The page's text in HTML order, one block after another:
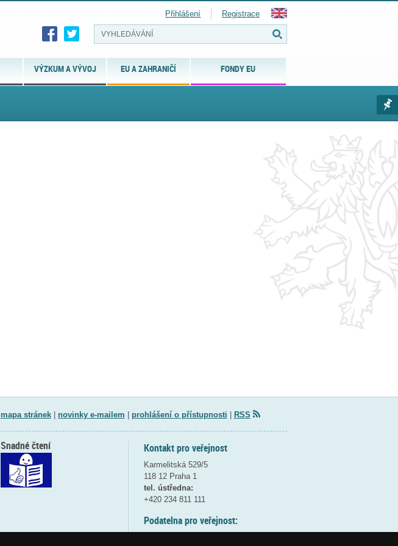
VÝZKUM A VÝVOJ EU A ZAHRANIČÍ FONDY EU
Přihlášení Registrace
mapa stránek| novinky e-mailem prohlášení o přístupnosti RSS
Kontakt pro veřejnost
Karmelitská 529/5
118 12 Praha 1
tel. ústředna:
+420 234 811 111
Podatelna pro veřejnost:
Snadné čtení